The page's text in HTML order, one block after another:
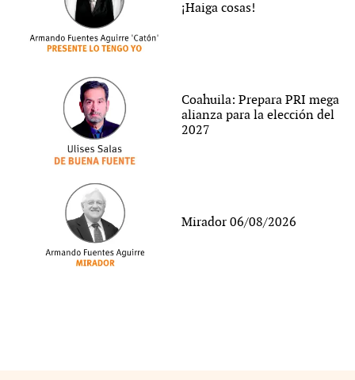
¡Haiga cosas!
Coahuila: Prepara PRI mega
alianza para la elección del
2027
Mirador 06/08/2026